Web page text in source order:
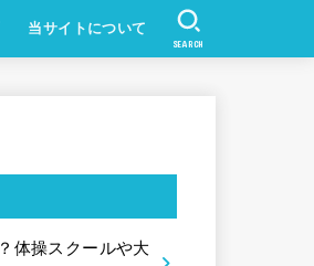
当サイトについて
SEARCH
体操スクールや大